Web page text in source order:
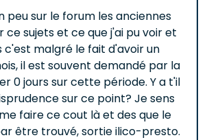
peu sur le forum les anciennes
ce sujets et ce que j'ai pu voir et
c'est malgré le fait d'avoir un
il est souvent demandé par la
0 jours sur cette période. Y a t'il
sur ce point? Je sens
faire ce cout là et des que le
être trouvé, sortie ilico-presto.